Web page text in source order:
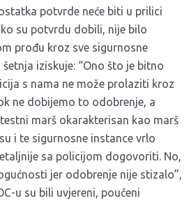
potvrde neće biti u prilici
su potvrdu dobili, nije bilo
prođu kroz sve sigurnosne
iziskuje: “Ono što je bitno
s nama ne može prolaziti kroz
ne dobijemo to odobrenje, a
marš okarakterisan kao marš
i te sigurnosne instance vrlo
sa policijom dogovoriti. No,
jer odobrenje nije stizalo”,
u su bili uvjereni, poučeni